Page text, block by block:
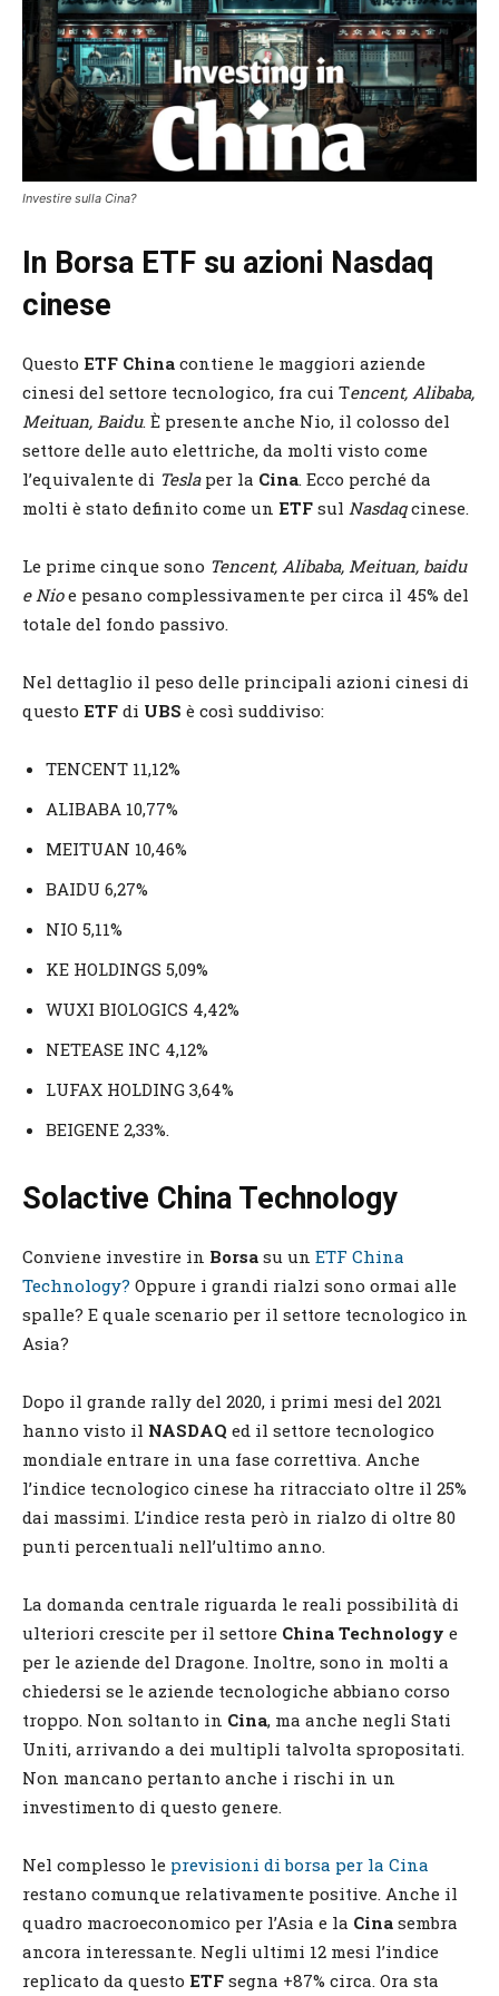
Investire sulla Cina?
In Borsa ETF su azioni Nasdaq
cinese
Questo ETF China contiene le maggiori aziende
cinesi del settore tecnologico, fra cui Tencent, Alibaba,
Meituan, Baidu. È presente anche Nio, il colosso del
settore delle auto elettriche, da molti visto come
l’equivalente di Teslaper la Cina. Ecco perché da
molti è stato definito come un ETF sul Nasdaqcinese.
Le prime cinque sono Tencent, Alibaba, Meituan, baidu
e Nioe pesano complessivamente per circa il 45% del
totale del fondo passivo.
Nel dettaglio il peso delle principali azioni cinesi di
questo ETF di UBS è così suddiviso:
TENCENT 11,12%
ALIBABA 10,77%
MEITUAN 10,46%
BAIDU 6,27%
NIO 5,11%
KE HOLDINGS 5,09%
WUXI BIOLOGICS 4,42%
NETEASE INC 4,12%
LUFAX HOLDING 3,64%
BEIGENE 2,33%.
Solactive China Technology
Conviene investire in Borsa su un ETF China
Technology? Oppure i grandi rialzi sono ormai alle
spalle? E quale scenario per il settore tecnologico in
Asia?
Dopo il grande rally del 2020, i primi mesi del 2021
hanno visto il NASDAQ ed il settore tecnologico
mondiale entrare in una fase correttiva. Anche
l’indice tecnologico cinese ha ritracciato oltre il 25%
dai massimi. L’indice resta però in rialzo di oltre 80
punti percentuali nell’ultimo anno.
La domanda centrale riguarda le reali possibilità di
ulteriori crescite per il settore China Technology e
per le aziende del Dragone. Inoltre, sono in molti a
chiedersi se le aziende tecnologiche abbiano corso
troppo. Non soltanto in Cina, ma anche negli Stati
Uniti, arrivando a dei multipli talvolta spropositati.
Non mancano pertanto anche i rischi in un
investimento di questo genere.
Nel complesso le previsioni di borsa per la Cina
restano comunque relativamente positive. Anche il
quadro macroeconomico per l’Asia e la Cina sembra
ancora interessante. Negli ultimi 12 mesi l’indice
replicato da questo ETF segna +87% circa. Ora sta